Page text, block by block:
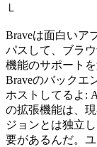
└
Braveは面白いア
パスして、ブラ
機能のサポート
Braveのバックエ
ホストしてるよ:
の拡張機能は、
ジョンとは独立
要があるんだ。ユ